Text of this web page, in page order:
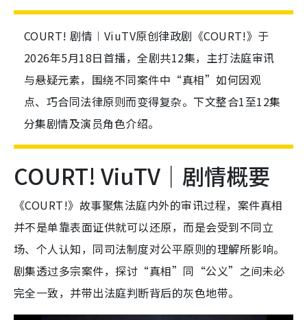
COURT! 剧情︱ViuTV原创律政剧《COURT!》于
2026年5月18日首播，全剧共12集，主打法庭审讯
与悬疑元素，围绕不同案件中“真相”如何因观
点、巧合同法律原则而变得复杂。下文整合1至12集
分集剧情及演员角色介绍。
COURT! ViuTV｜剧情概要
《COURT!》故事聚焦法庭内外的审讯过程，案件真相
并不是单靠表面证供就可以还原，而是会受到不同立
场、个人认知，同司法制度对公平原则的理解所影响。
剧集透过多宗案件，探讨“真相”同“公义”之间未必
完全一致，并带出法庭判断背后的灰色地带。